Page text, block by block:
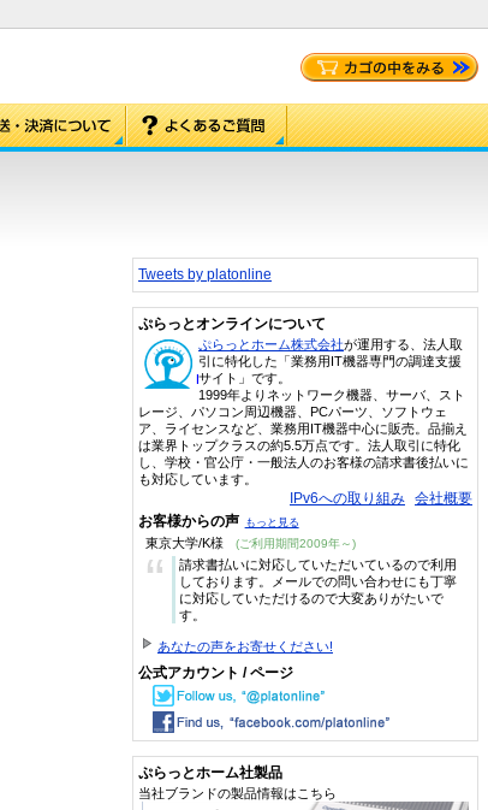
Tweets by platonline
ぷらっとオンラインについて
ぷらっとホーム株式会社が運用する、法人取
引に特化した「業務用IT機器専門の調達支援
サイト」です。
1999年よりネットワーク機器、サーバ、スト
レージ、パソコン周辺機器、PCパーツ、ソフトウェ
ア、ライセンスなど、業務用IT機器中心に販売。品揃え
は業界トップクラスの約5.5万点です。法人取引に特化
し、学校・官公庁・一般法人のお客様の請求書後払いに
も対応しています。
IPv6への取り組み 会社概要
お客様からの声 もっと見る
東京大学/K様 (ご利用期間2009年～)
“
請求書払いに対応していただいているので利用
しております。メールでの問い合わせにも丁寧
に対応していただけるので大変ありがたいで
す。
あなたの声をお寄せください!
公式アカウント / ページ
ぷらっとホーム社製品
当社ブランドの製品情報はこちら